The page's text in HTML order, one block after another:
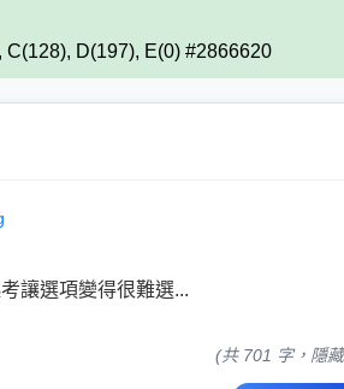
C(128), D(197), E(0) #2866620
讓選項變得很難選...
(共 701 字，隱藏